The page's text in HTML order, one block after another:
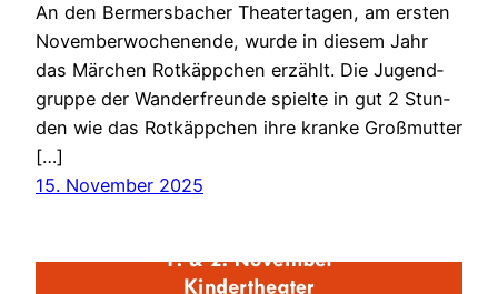
An den Ber­mers­ba­cher Thea­ter­ta­gen, am ers­ten
Novem­ber­wo­chen­en­de, wur­de in die­sem Jahr
das Mär­chen Rot­käpp­chen erzählt. Die Jugend­
grup­pe der Wan­der­freun­de spiel­te in gut 2 Stun­
den wie das Rot­käpp­chen ihre kran­ke Groß­mutter
[…]
15. November 2025